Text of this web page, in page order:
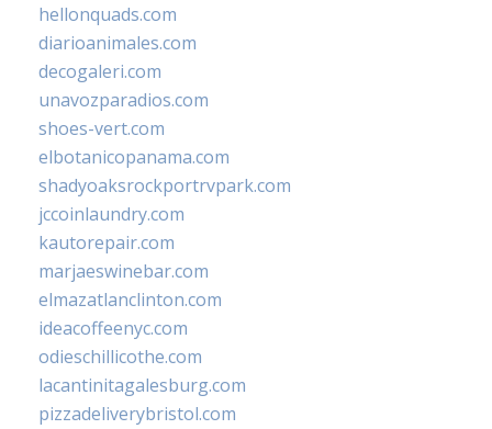
hellonquads.com
diarioanimales.com
decogaleri.com
unavozparadios.com
shoes-vert.com
elbotanicopanama.com
shadyoaksrockportrvpark.com
jccoinlaundry.com
kautorepair.com
marjaeswinebar.com
elmazatlanclinton.com
ideacoffeenyc.com
odieschillicothe.com
lacantinitagalesburg.com
pizzadeliverybristol.com